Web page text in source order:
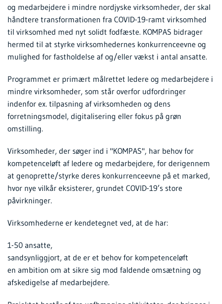
og medarbejdere i mindre nordjyske virksomheder, der skal
håndtere transformationen fra COVID-19-ramt virksomhed
til virksomhed med nyt solidt fodfæste. KOMPAS bidrager
hermed til at styrke virksomhedernes konkurrenceevne og
mulighed for fastholdelse af og/eller vækst i antal ansatte.
Programmet er primært målrettet ledere og medarbejdere i
mindre virksomheder, som står overfor udfordringer
indenfor ex. tilpasning af virksomheden og dens
forretningsmodel, digitalisering eller fokus på grøn
omstilling.
Virksomheder, der søger ind i "KOMPAS", har behov for
kompetenceløft af ledere og medarbejdere, for derigennem
at genoprette/styrke deres konkurrenceevne på et marked,
hvor nye vilkår eksisterer, grundet COVID-19’s store
påvirkninger.
Virksomhederne er kendetegnet ved, at de har:
1-50 ansatte,
sandsynliggjort, at de er et behov for kompetenceløft
en ambition om at sikre sig mod faldende omsætning og
afskedigelse af medarbejdere.